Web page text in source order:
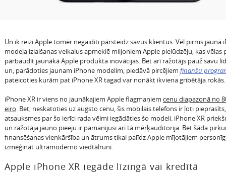
Un ik reizi Apple tomēr negaidīti pārsteidz savus klientus. Vēl pirms jaunā
modeļa izlaišanas veikalus apmeklē miljoniem Apple pielūdzēju, kas vēlas
pārbaudīt jaunākā Apple produkta inovācijas. Bet arī ražotājs pauž savu
un, parādoties jaunam iPhone modelim, piedāvā pircējiem finanšu
pateicoties kurām pat iPhone XR tagad var nonākt ikviena gribētāja rokās.
iPhone XR ir viens no jaunākajiem Apple flagmaņiem cenu diapazonā no
eiro. Bet, neskatoties uz augsto cenu, šis mobilais telefons ir ļoti
atsauksmes par šo ierīci rada vēlmi iegādāties šo modeli. iPhone XR
un ražotāja jauno pieeju ir pamanījusi arī tā mērķauditorija. Bet šāda
finansēšanas vienkāršība un ātrums tikai palīdz Apple mīļotājiem
izmēģināt ultramoderno viedtālruni.
Apple iPhone XR iegāde līzingā vai kredītā